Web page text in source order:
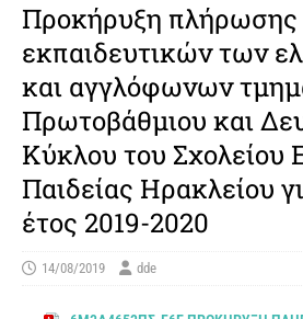
Προκήρυξη
εκπαιδευτικών των
και αγγλόφωνων
Πρωτοβάθμιου και
Κύκλου του Σχολείου
Παιδείας Ηρακλείου
έτος 2019-2020
14/08/2019 dde